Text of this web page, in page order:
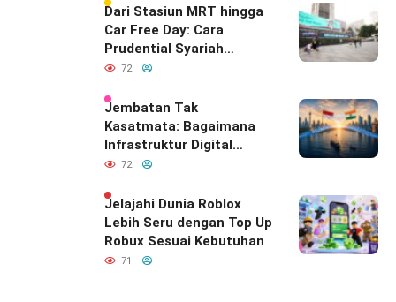
Dari Stasiun MRT hingga
Car Free Day: Cara
Prudential Syariah
Merayakan yang Nomor
Indonesia
72
Jembatan Tak
Kasatmata: Bagaimana
Infrastruktur Digital
Diam-Diam
Hubungan Indonesia–
India
72
Jelajahi Dunia Roblox
Lebih Seru dengan Top Up
Robux Sesuai Kebutuhan
71